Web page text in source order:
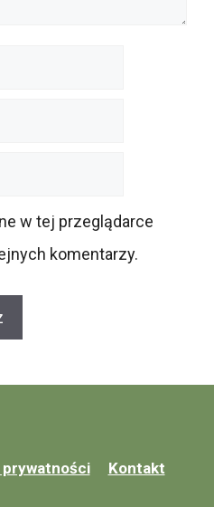
w tej przeglądarce
komentarzy.
prywatności Kontakt